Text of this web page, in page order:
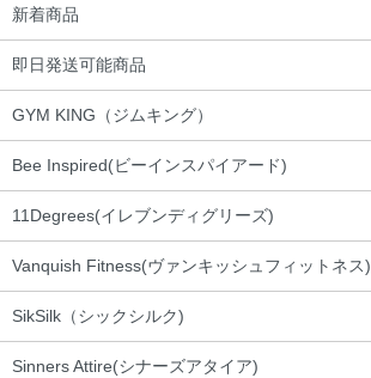
新着商品
即日発送可能商品
GYM KING（ジムキング）
Bee Inspired(ビーインスパイアード)
11Degrees(イレブンディグリーズ)
Vanquish Fitness(ヴァンキッシュフィットネス)
SikSilk（シックシルク)
Sinners Attire(シナーズアタイア)